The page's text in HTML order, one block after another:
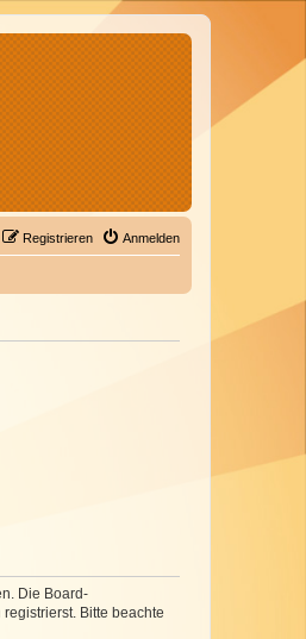
Anmelden
Registrieren
Die Board-
Bitte beachte